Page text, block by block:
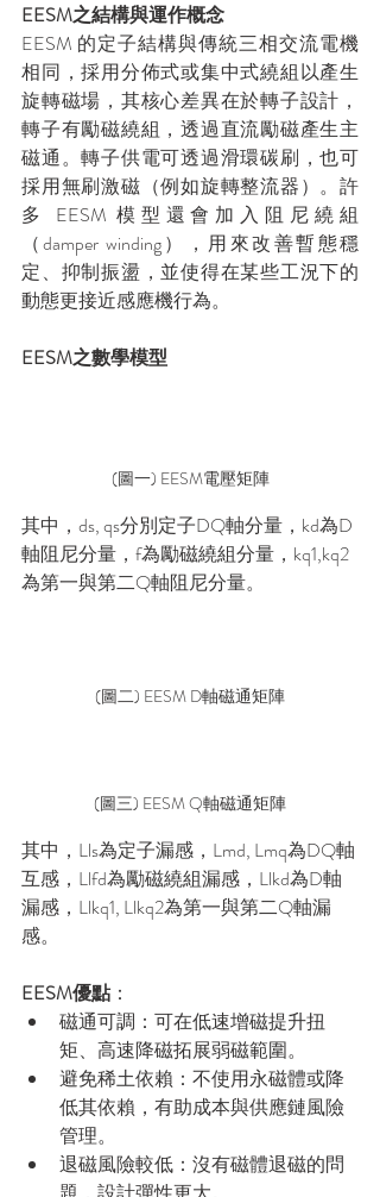
EESM之結構與運作概念
EESM 的定子結構與傳統三相交流電機
相同，採用分佈式或集中式繞組以產生
旋轉磁場，其核心差異在於轉子設計，
轉子有勵磁繞組，透過直流勵磁產生主
磁通。轉子供電可透過滑環碳刷，也可
採用無刷激磁（例如旋轉整流器）。許
多 EESM 模型還會加入阻尼繞組
（damper winding），用來改善暫態穩
定、抑制振盪，並使得在某些工況下的
動態更接近感應機行為。
EESM之數學模型
(圖一) EESM電壓矩陣
其中，ds, qs分別定子DQ軸分量，kd為D
軸阻尼分量，f為勵磁繞組分量，kq1,kq2
為第一與第二Q軸阻尼分量。
(圖二) EESM D軸磁通矩陣
(圖三) EESM Q軸磁通矩陣
其中，Lls為定子漏感，Lmd, Lmq為DQ軸
互感，Llfd為勵磁繞組漏感，Llkd為D軸
漏感，Llkq1, Llkq2為第一與第二Q軸漏
感。
EESM優點 ：
磁通可調：可在低速增磁提升扭
矩、高速降磁拓展弱磁範圍。
避免稀土依賴：不使用永磁體或降
低其依賴，有助成本與供應鏈風險
管理。
退磁風險較低：沒有磁體退磁的問